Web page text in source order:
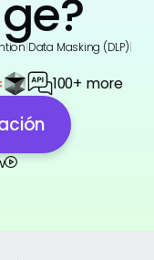
Data Masking (DLP)
100+ more